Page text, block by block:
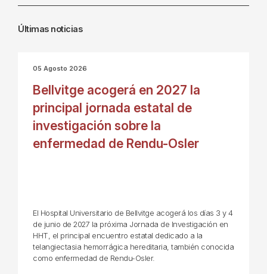
Últimas noticias
05 Agosto 2026
Bellvitge acogerá en 2027 la
principal jornada estatal de
investigación sobre la
enfermedad de Rendu-Osler
El Hospital Universitario de Bellvitge acogerá los días 3 y 4
de junio de 2027 la próxima Jornada de Investigación en
HHT, el principal encuentro estatal dedicado a la
telangiectasia hemorrágica hereditaria, también conocida
como enfermedad de Rendu-Osler.